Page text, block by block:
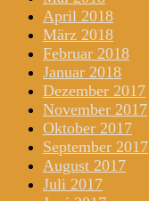
April 2018
März 2018
Februar 2018
Januar 2018
Dezember 2017
November 2017
Oktober 2017
September 2017
August 2017
Juli 2017